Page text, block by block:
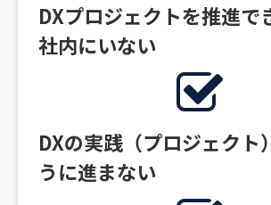
DXプロジェクトを推進で
社内にいない
DXの実践（プロジェクト
うに進まない